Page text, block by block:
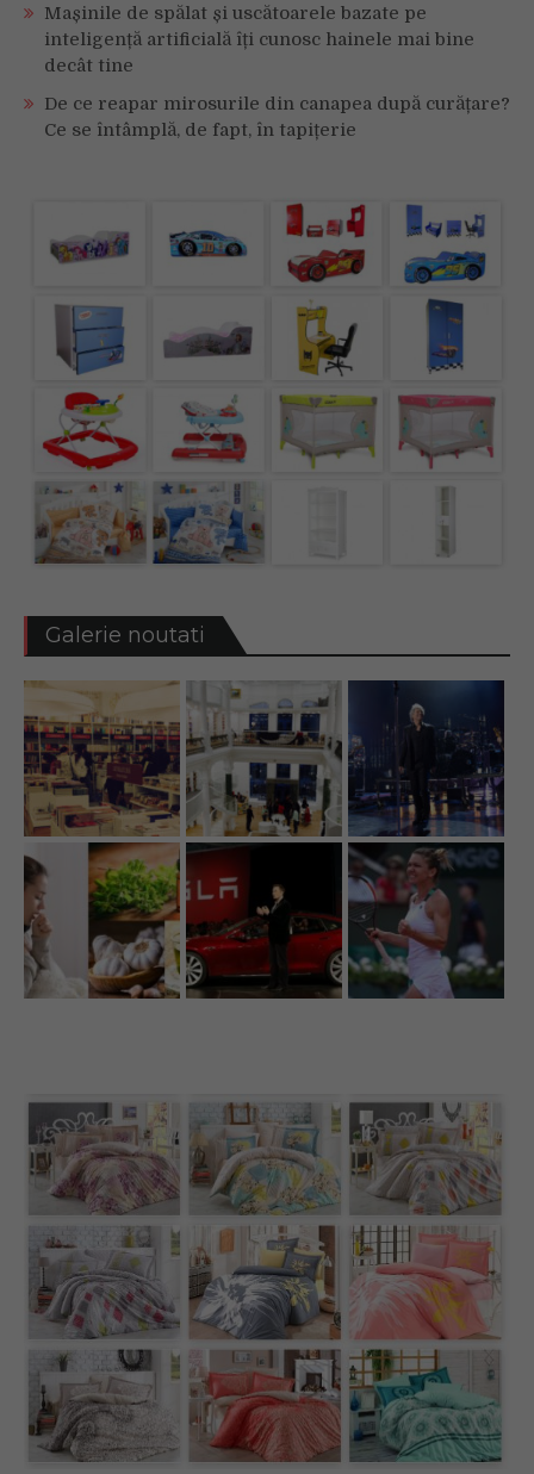
Mașinile de spălat și uscătoarele bazate pe
inteligență artificială îți cunosc hainele mai bine
decât tine
De ce reapar mirosurile din canapea după curățare?
Ce se întâmplă, de fapt, în tapițerie
Galerie noutati